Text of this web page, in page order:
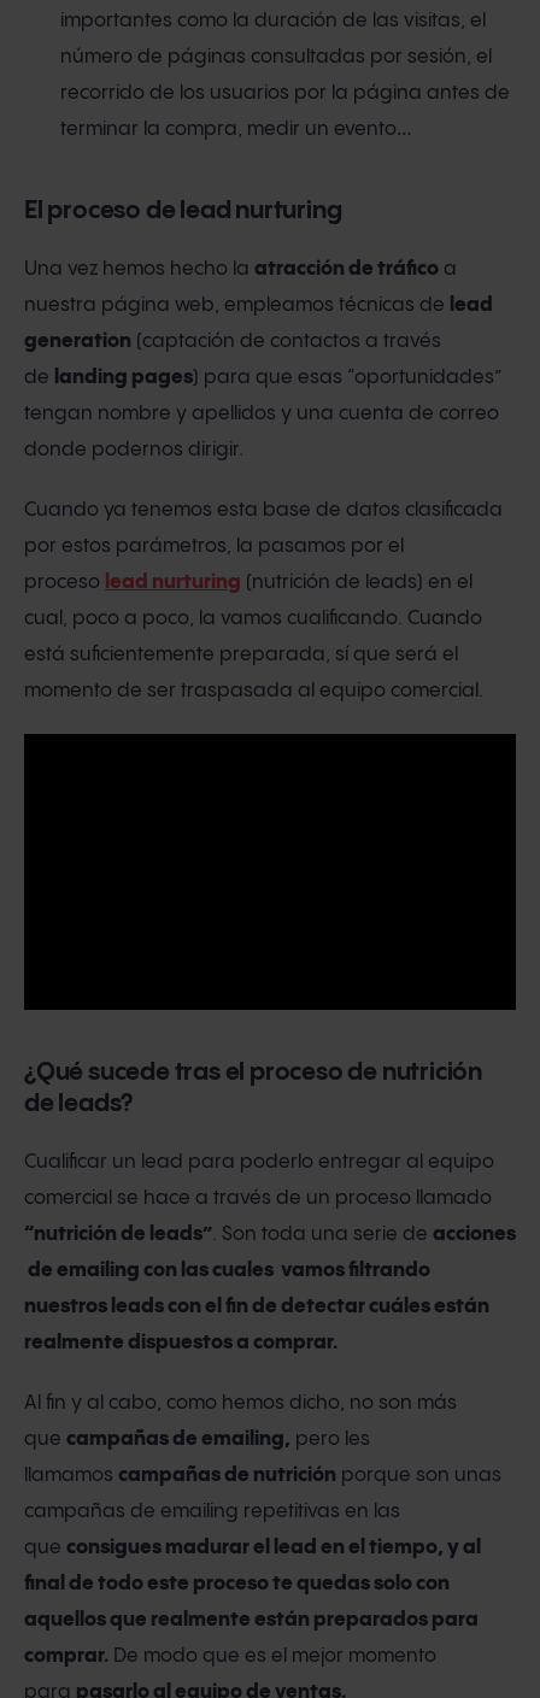
importantes como la duración de las visitas, el
número de páginas consultadas por sesión, el
recorrido de los usuarios por la página antes de
terminar la compra, medir un evento…
El proceso de lead nurturing
Una vez hemos hecho la atracción de tráfico a
nuestra página web, empleamos técnicas de lead
generation (captación de contactos a través
de landing pages) para que esas “oportunidades”
tengan nombre y apellidos y una cuenta de correo
donde podernos dirigir.
Cuando ya tenemos esta base de datos clasificada
por estos parámetros, la pasamos por el
proceso lead nurturing (nutrición de leads) en el
cual, poco a poco, la vamos cualificando. Cuando
está suficientemente preparada, sí que será el
momento de ser traspasada al equipo comercial.
¿Qué sucede tras el proceso de nutrición
de leads?
Cualificar un lead para poderlo entregar al equipo
comercial se hace a través de un proceso llamado
“nutrición de leads”. Son toda una serie de acciones
de emailing con las cuales vamos filtrando
nuestros leads con el fin de detectar cuáles están
realmente dispuestos a comprar.
Al fin y al cabo, como hemos dicho, no son más
que campañas de emailing, pero les
llamamos campañas de nutrición porque son unas
campañas de emailing repetitivas en las
que consigues madurar el lead en el tiempo, y al
final de todo este proceso te quedas solo con
aquellos que realmente están preparados para
comprar. De modo que es el mejor momento
para pasarlo al equipo de ventas.